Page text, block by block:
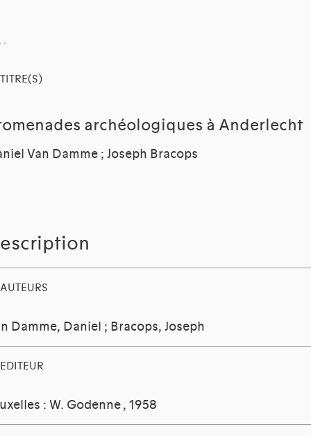
TITRE(S)
archéologiques à Anderlecht
Van Damme ; Joseph Bracops
AUTEURS
Damme, Daniel ; Bracops, Joseph
EDITEUR
: W. Godenne, 1958